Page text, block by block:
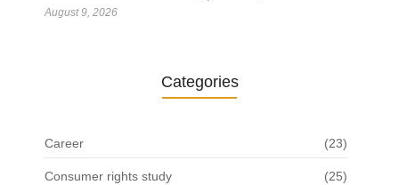
August 9, 2026
Categories
Career (23)
Consumer rights study (25)